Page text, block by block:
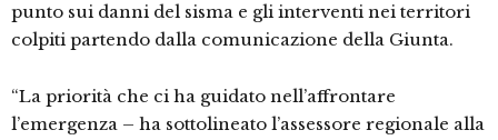
punto sui danni del sisma e gli interventi nei territori
colpiti partendo dalla comunicazione della Giunta.
“La priorità che ci ha guidato nell’affrontare
l’emergenza – ha sottolineato l’assessore regionale alla